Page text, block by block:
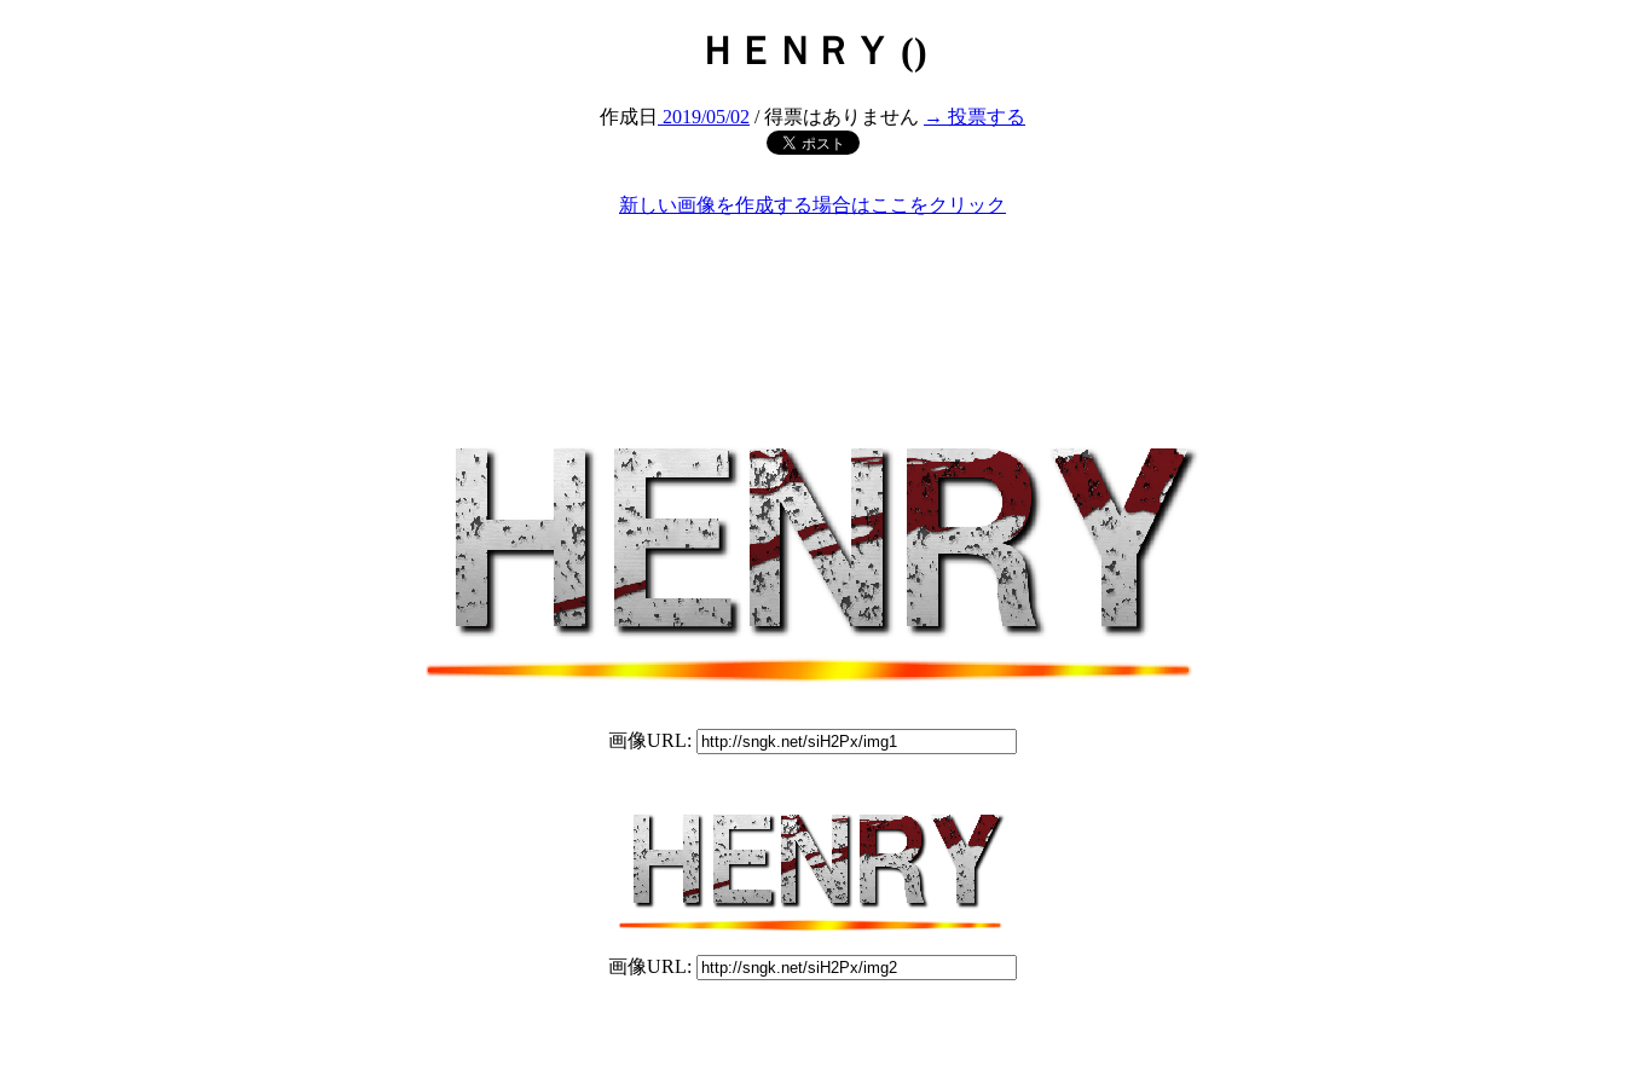
ＨＥＮＲＹ ()
作成日 2019/05/02 / 得票はありません → 投票する
新しい画像を作成する場合はここをクリック
画像URL:
画像URL: